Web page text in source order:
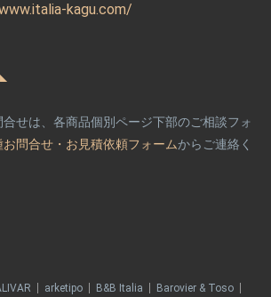
kagu.com/
せは、各商品個別ページ下部のご相談フォ
お問合せ・お見積依頼フォームからご連絡く
arketipo B&B Italia
Barovier & Toso